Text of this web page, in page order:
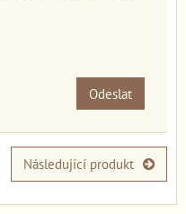
Odeslat
Následující produkt